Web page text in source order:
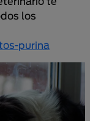
los
purina